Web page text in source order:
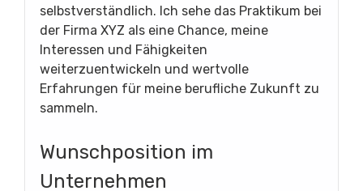
selbstverständlich. Ich sehe das Praktikum bei
der Firma XYZ als eine Chance, meine
Interessen und Fähigkeiten
weiterzuentwickeln und wertvolle
Erfahrungen für meine berufliche Zukunft zu
sammeln.
Wunschposition im
Unternehmen